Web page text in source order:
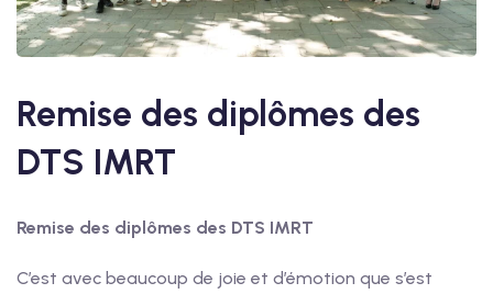
Remise des diplômes des
DTS IMRT
Remise des diplômes des DTS IMRT
C’est avec beaucoup de joie et d’émotion que s’est